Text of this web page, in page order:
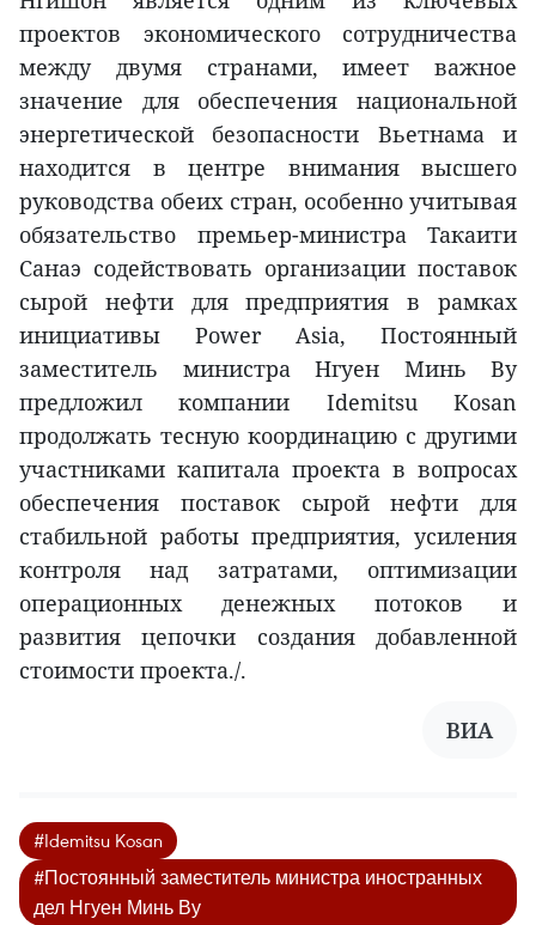
проектов экономического сотрудничества
между двумя странами, имеет важное
значение для обеспечения национальной
энергетической безопасности Вьетнама и
находится в центре внимания высшего
руководства обеих стран, особенно учитывая
обязательство премьер-министра Такаити
Санаэ содействовать организации поставок
сырой нефти для предприятия в рамках
инициативы Power Asia, Постоянный
заместитель министра Нгуен Минь Ву
предложил компании Idemitsu Kosan
продолжать тесную координацию с другими
участниками капитала проекта в вопросах
обеспечения поставок сырой нефти для
стабильной работы предприятия, усиления
контроля над затратами, оптимизации
операционных денежных потоков и
развития цепочки создания добавленной
стоимости проекта./.
ВИA
#Idemitsu Kosan
#Постоянный заместитель министра иностранных
дел Нгуен Минь Ву